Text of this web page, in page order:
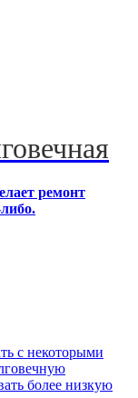
ремонт
с некоторыми
более низкую